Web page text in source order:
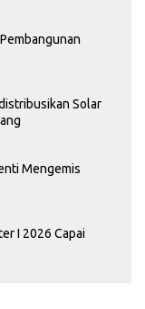
Solar
Mengemis
I 2026 Capai